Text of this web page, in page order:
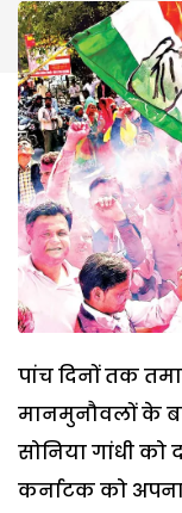
पांच दिनों तक
मानमुनौवलों के
सोनिया गांधी
कर्नाटक को